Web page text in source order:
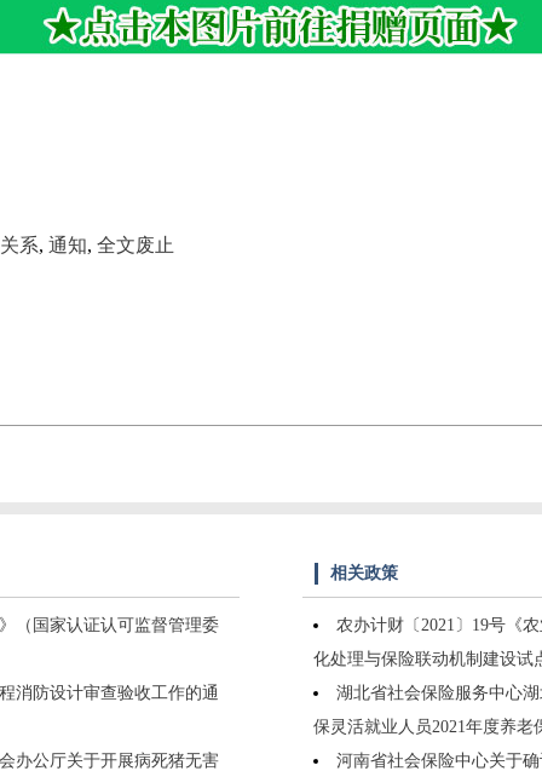
关系, 通知, 全文废止
（国家认证认可监督管理委
消防设计审查验收工作的通
办公厅关于开展病死猪无害
相关政策
农办计财〔2021〕19号《
化处理与保险联动机制建设试
湖北省社会保险服务中心
保灵活就业人员2021年度养老
河南省社会保险中心关于